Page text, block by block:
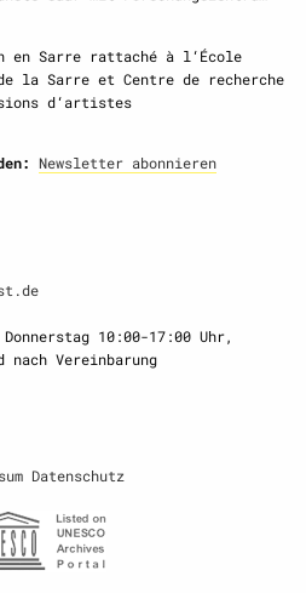
en Sarre rattaché à l‘École
la Sarre et Centre de recherche
d‘artistes
Newsletter abonnieren
10:00-17:00 Uhr,
nach Vereinbarung
Datenschutz